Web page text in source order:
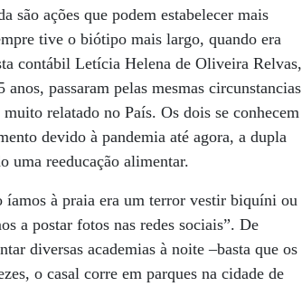
são ações que podem estabelecer mais
tive o biótipo mais largo, quando era
contábil Letícia Helena de Oliveira Relvas,
passaram pelas mesmas circunstancias
relatado no País. Os dois se conhecem
devido à pandemia até agora, a dupla
uma reeducação alimentar.
íamos à praia era um terror vestir biquíni ou
a postar fotos nas redes sociais”. De
diversas academias à noite –basta que os
o casal corre em parques na cidade de